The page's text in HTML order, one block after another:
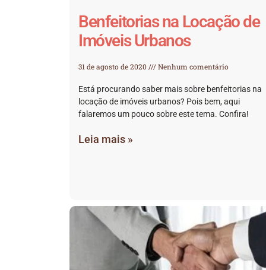
Benfeitorias na Locação de
Imóveis Urbanos
31 de agosto de 2020 Nenhum comentário
Está procurando saber mais sobre benfeitorias na
locação de imóveis urbanos? Pois bem, aqui
falaremos um pouco sobre este tema. Confira!
Leia mais »